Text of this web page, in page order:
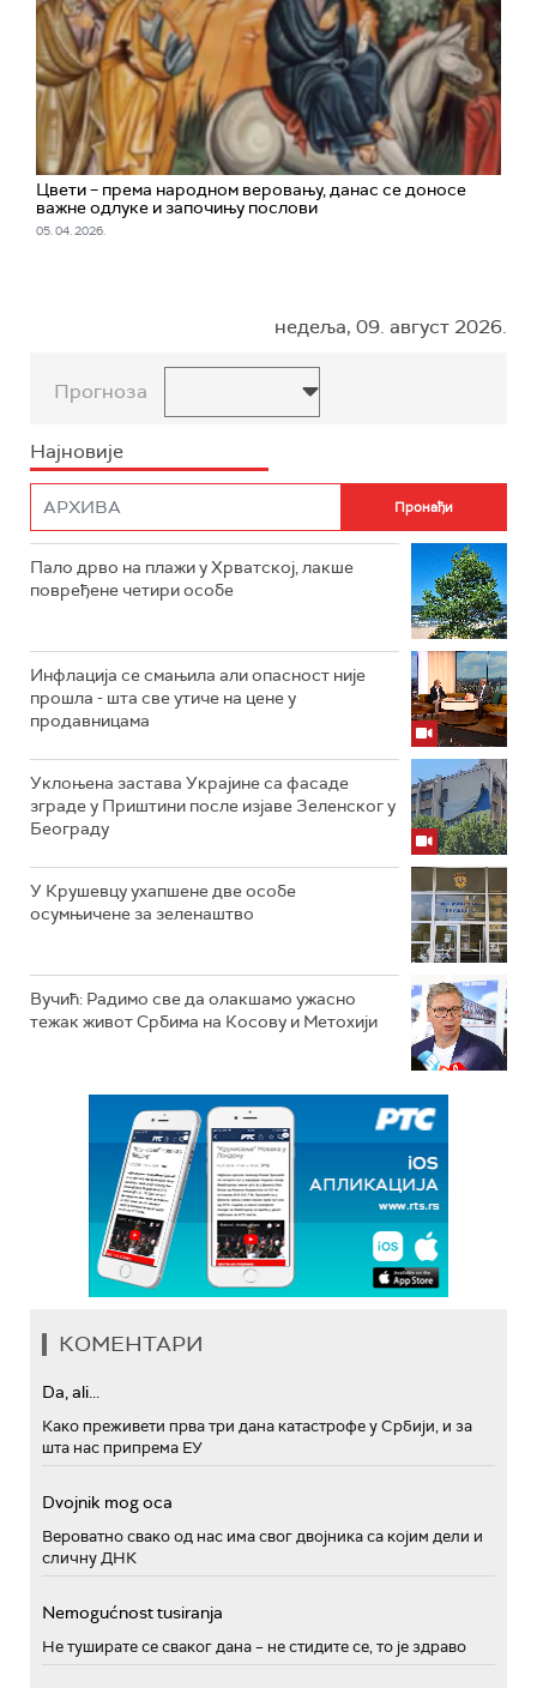
Цвети – према народном веровању, данас се доносе
важне одлуке и започињу послови
05. 04. 2026.
недеља, 09. август 2026.
Прогноза
Најновије
Пало дрво на плажи у Хрватској, лакше
повређене четири особе
Инфлација се смањила али опасност није
прошла - шта све утиче на цене у
продавницама
Уклоњена застава Украјине са фасаде
зграде у Приштини после изјаве Зеленског у
Београду
У Крушевцу ухапшене две особе
осумњичене за зеленаштво
Вучић: Радимо све да олакшамо ужасно
тежак живот Србима на Косову и Метохији
КОМЕНТАРИ
Da, ali...
Како преживети прва три дана катастрофе у Србији, и за
шта нас припрема ЕУ
Dvojnik mog oca
Вероватно свако од нас има свог двојника са којим дели и
сличну ДНК
Nemogućnost tusiranja
Не туширате се сваког дана – не стидите се, то је здраво